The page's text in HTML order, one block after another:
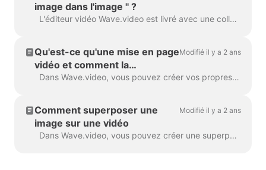
image dans l'image " ?
L'éditeur vidéo Wave.video est livré avec une collection de dispositions qui vous permettent de combiner plusieurs clips vidéo ou images. Si vous souhaitez créer une " image dans...
Qu'est-ce qu'une mise en page
vidéo et comment la
personnaliser ?
Modifié il y a 2 ans
Dans Wave.video, vous pouvez créer vos propres collages vidéo à l'aide d'une fonctionnalité pratique : les mises en page vidéo. Une mise en page vidéo est un moyen d'afficher vos éléments visuels...
Comment superposer une
image sur une vidéo
Modifié il y a 2 ans
Dans Wave.video, vous pouvez créer une superposition vidéo. Voici comment procéder. Une incrustation vidéo est une image ou une vidéo que vous pouvez ajouter à votre vidéo (ou mieux...